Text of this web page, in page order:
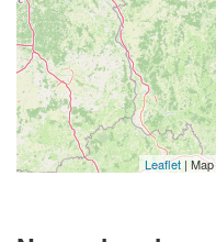
Leaflet |